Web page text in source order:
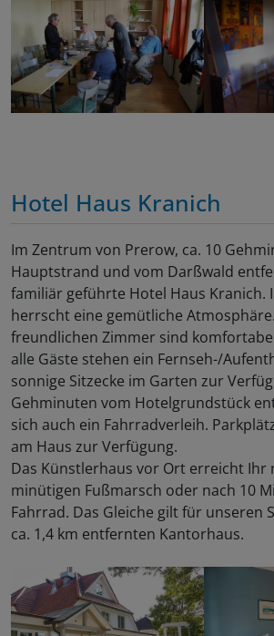
Hotel Haus Kranich
Im Zentrum von Prerow, ca. 10
Hauptstrand und vom Darßwald
familiär geführte Hotel Haus Kranich.
herrscht eine gemütliche
freundlichen Zimmer sind
alle Gäste stehen ein Fernseh-/
sonnige Sitzecke im Garten zur
Gehminuten vom Hotelgrundstück
sich auch ein Fahrradverleih.
am Haus zur Verfügung.
Das Künstlerhaus vor Ort erreicht Ihr
minütigen Fußmarsch oder nach 10
Fahrrad. Das Gleiche gilt für unseren
ca. 1,4 km entfernten Kantorhaus.